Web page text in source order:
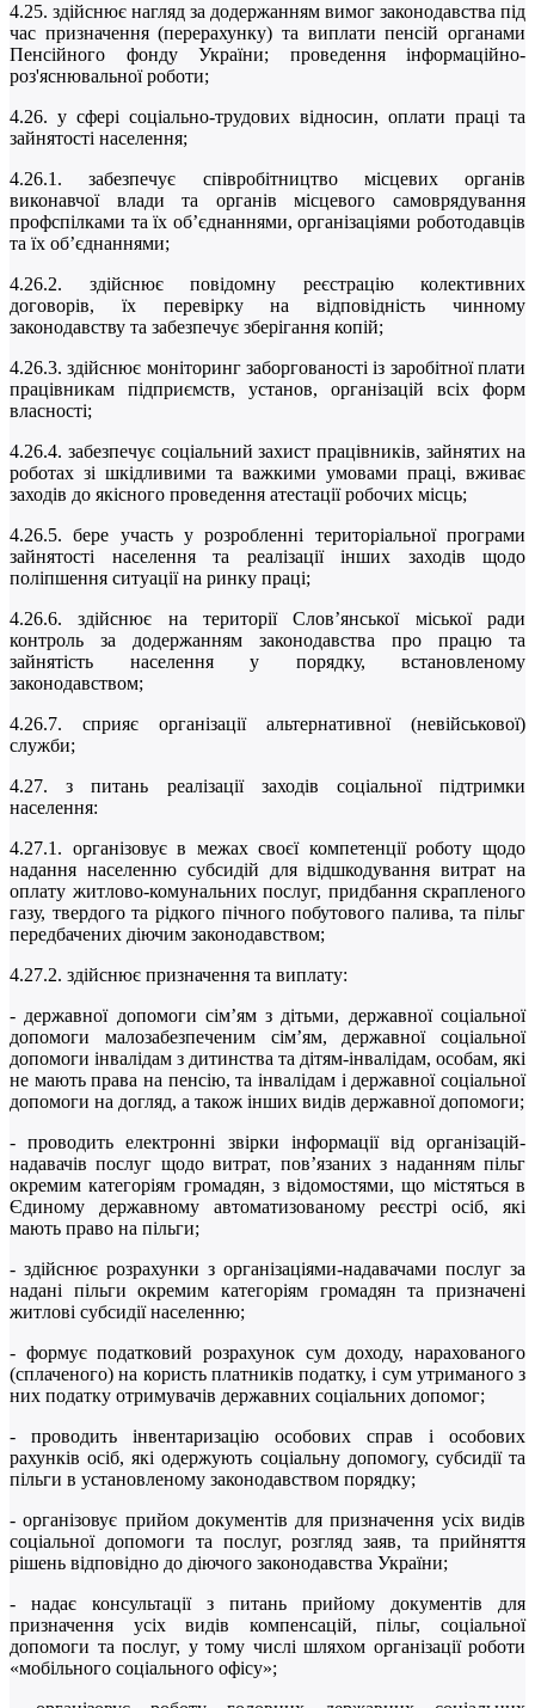
4.25. здійснює нагляд за додержанням вимог законодавства під
час призначення (перерахунку) та виплати пенсій органами
Пенсійного фонду України; проведення інформаційно-
роз'яснювальної роботи;
4.26. у сфері соціально-трудових відносин, оплати праці та
зайнятості населення;
4.26.1. забезпечує співробітництво місцевих органів
виконавчої влади та органів місцевого самоврядування
профспілками та їх об’єднаннями, організаціями роботодавців
та їх об’єднаннями;
4.26.2. здійснює повідомну реєстрацію колективних
договорів, їх перевірку на відповідність чинному
законодавству та забезпечує зберігання копій;
4.26.3. здійснює моніторинг заборгованості із заробітної плати
працівникам підприємств, установ, організацій всіх форм
власності;
4.26.4. забезпечує соціальний захист працівників, зайнятих на
роботах зі шкідливими та важкими умовами праці, вживає
заходів до якісного проведення атестації робочих місць;
4.26.5. бере участь у розробленні територіальної програми
зайнятості населення та реалізації інших заходів щодо
поліпшення ситуації на ринку праці;
4.26.6. здійснює на території Слов’янської міської ради
контроль за додержанням законодавства про працю та
зайнятість населення у порядку, встановленому
законодавством;
4.26.7. сприяє організації альтернативної (невійськової)
служби;
4.27. з питань реалізації заходів соціальної підтримки
населення:
4.27.1. організовує в межах своєї компетенції роботу щодо
надання населенню субсидій для відшкодування витрат на
оплату житлово-комунальних послуг, придбання скрапленого
газу, твердого та рідкого пічного побутового палива, та пільг
передбачених діючим законодавством;
4.27.2. здійснює призначення та виплату:
- державної допомоги сім’ям з дітьми, державної соціальної
допомоги малозабезпеченим сім’ям, державної соціальної
допомоги інвалідам з дитинства та дітям-інвалідам, особам, які
не мають права на пенсію, та інвалідам і державної соціальної
допомоги на догляд, а також інших видів державної допомоги;
- проводить електронні звірки інформації від організацій-
надавачів послуг щодо витрат, пов’язаних з наданням пільг
окремим категоріям громадян, з відомостями, що містяться в
Єдиному державному автоматизованому реєстрі осіб, які
мають право на пільги;
- здійснює розрахунки з організаціями-надавачами послуг за
надані пільги окремим категоріям громадян та призначені
житлові субсидії населенню;
- формує податковий розрахунок сум доходу, нарахованого
(сплаченого) на користь платників податку, і сум утриманого з
них податку отримувачів державних соціальних допомог;
- проводить інвентаризацію особових справ і особових
рахунків осіб, які одержують соціальну допомогу, субсидії та
пільги в установленому законодавством порядку;
- організовує прийом документів для призначення усіх видів
соціальної допомоги та послуг, розгляд заяв, та прийняття
рішень відповідно до діючого законодавства України;
- надає консультації з питань прийому документів для
призначення усіх видів компенсацій, пільг, соціальної
допомоги та послуг, у тому числі шляхом організації роботи
«мобільного соціального офісу»;